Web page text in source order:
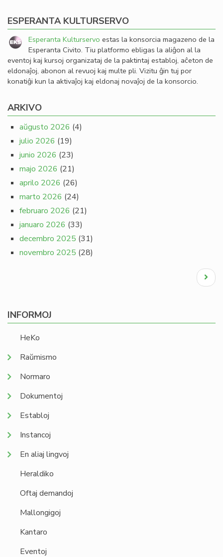
ESPERANTA KULTURSERVO
Esperanta Kulturservo estas la konsorcia magazeno de la
Esperanta Civito. Tiu platformo ebligas la aliĝon al la
eventoj kaj kursoj organizataj de la paktintaj establoj, aĉeton de
eldonaĵoj, abonon al revuoj kaj multe pli. Vizitu ĝin tuj por
konatiĝi kun la aktivaĵoj kaj eldonaj novaĵoj de la konsorcio.
ARKIVO
aŭgusto 2026 (4)
julio 2026 (19)
junio 2026 (23)
majo 2026 (21)
aprilo 2026 (26)
marto 2026 (24)
februaro 2026 (21)
januaro 2026 (33)
decembro 2025 (31)
novembro 2025 (28)
Next
page
INFORMOJ
HeKo
Raŭmismo
Normaro
Dokumentoj
Establoj
Instancoj
En aliaj lingvoj
Heraldiko
Oftaj demandoj
Mallongigoj
Kantaro
Eventoj